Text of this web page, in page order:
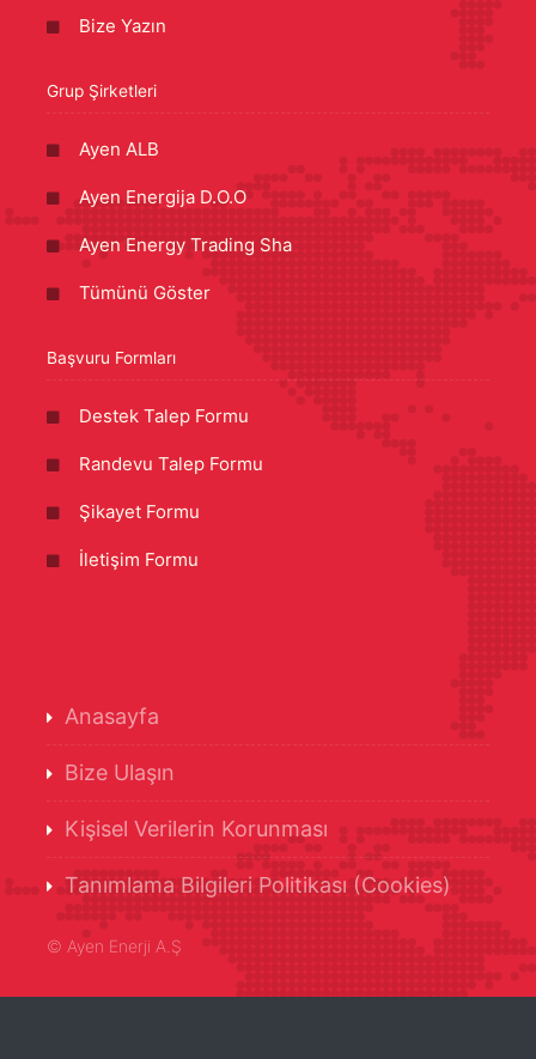
Bize Yazın
Grup Şirketleri
Ayen ALB
Ayen Energija D.O.O
Ayen Energy Trading Sha
Tümünü Göster
Başvuru Formları
Destek Talep Formu
Randevu Talep Formu
Şikayet Formu
İletişim Formu
Anasayfa
Bize Ulaşın
Kişisel Verilerin Korunması
Tanımlama Bilgileri Politikası (Cookies)
© Ayen Enerji A.Ş